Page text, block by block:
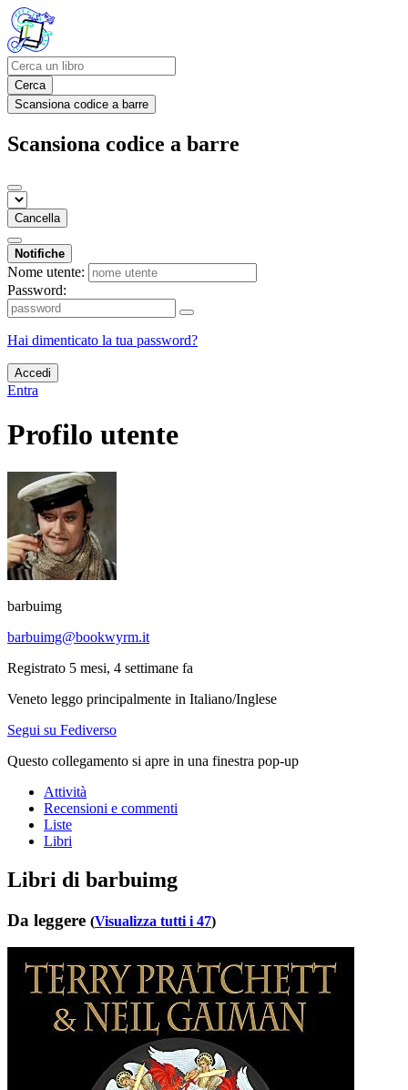
Cerca
Scansiona codice a barre
Scansiona codice a barre
Cancella
Notifiche
Nome utente:
Password:
Hai dimenticato la tua password?
Accedi
Entra
Profilo utente
barbuimg
barbuimg@bookwyrm.it
Registrato 5 mesi, 4 settimane fa
Veneto leggo principalmente in Italiano/Inglese
Segui su Fediverso
Questo collegamento si apre in una finestra pop-up
Attività
Recensioni e commenti
Liste
Libri
Libri di barbuimg
Da leggere (Visualizza tutti i 47)